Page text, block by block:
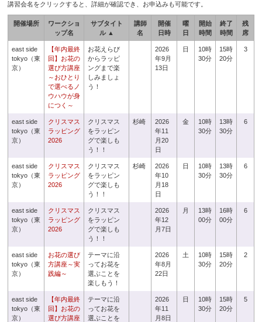
講習会名をクリックすると、詳細が確認でき、お申込みも可能です。
開催場所
ワークショ
ップ名
サブタイト
ル ▲
講師
名
開催
日時
曜
日
開始
時間
終了
時間
残
席
east side
tokyo（東
京）
【年内最終
回】お花の
選び方講座
～おひとり
で選べるノ
ウハウが身
につく～
お花えらび
からラッピ
ングまで楽
しみましょ
う！
2026
年9月
13日
日
10時
30分
15時
20分
3
east side
tokyo（東
京）
クリスマス
ラッピング
2026
クリスマス
をラッピン
グで楽しも
う！！
杉崎
2026
年11
月20
日
金
10時
30分
13時
30分
6
east side
tokyo（東
京）
クリスマス
ラッピング
2026
クリスマス
をラッピン
グで楽しも
う！！
杉崎
2026
年10
月18
日
日
10時
30分
13時
30分
6
east side
tokyo（東
京）
クリスマス
ラッピング
2026
クリスマス
をラッピン
グで楽しも
う！！
2026
年12
月7日
月
13時
00分
16時
00分
6
east side
tokyo（東
京）
お花の選び
方講座～実
践編～
テーマに沿
ってお花を
選ぶことを
楽しもう！
2026
年8月
22日
土
10時
30分
15時
20分
2
east side
tokyo（東
京）
【年内最終
回】お花の
選び方講座
テーマに沿
ってお花を
選ぶことを
2026
年11
月8日
日
10時
30分
15時
20分
5